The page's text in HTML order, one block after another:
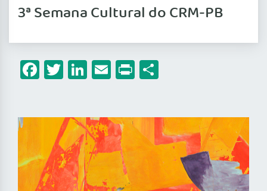
3ª Semana Cultural do CRM-PB
Facebook
Twitter
LinkedIn
Email
Print